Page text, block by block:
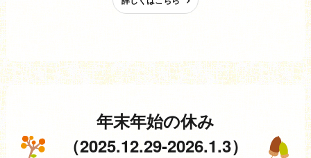
年末年始の休み
（2025.12.29-2026.1.3）